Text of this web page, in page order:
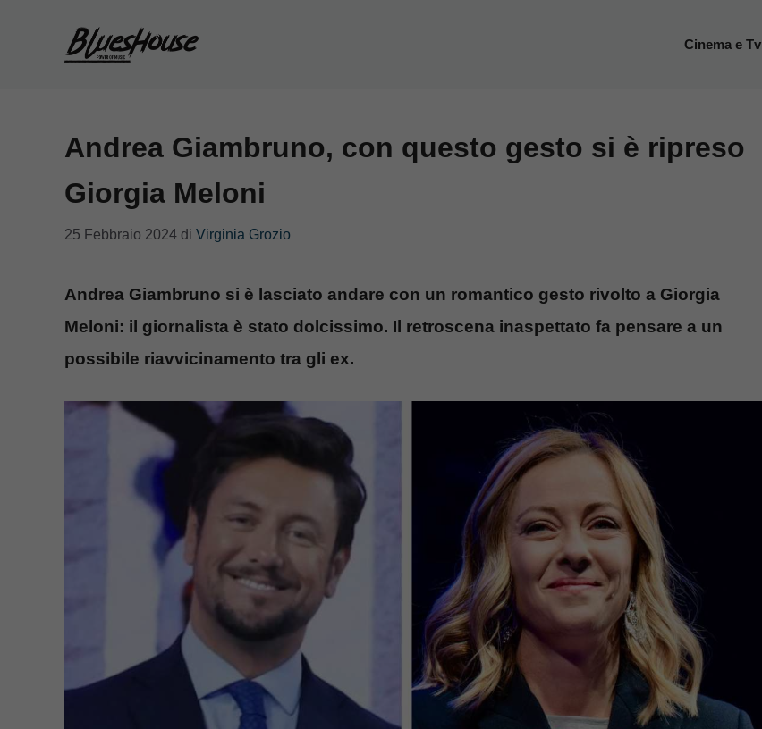
Cinema e Tv
Andrea Giambruno, con questo gesto si è ripreso
Giorgia Meloni
25 Febbraio 2024 di Virginia Grozio
Andrea Giambruno si è lasciato andare con un romantico gesto rivolto a Giorgia
Meloni: il giornalista è stato dolcissimo. Il retroscena inaspettato fa pensare a un
possibile riavvicinamento tra gli ex.